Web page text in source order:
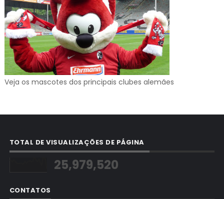
Veja os mascotes dos principais clubes alemães
TOTAL DE VISUALIZAÇÕES DE PÁGINA
25,979,520
CONTATOS